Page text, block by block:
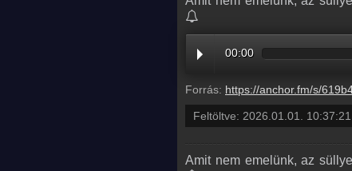
00:00
Forrás: https://anchor.fm/s/619b4f2c/podcast/play/113360382/
Feltöltve: 2026.01.01. 10:37:21
Amit nem emelünk, az